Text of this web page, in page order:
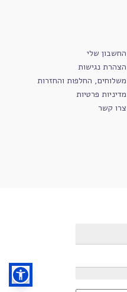
החשבון שלי
הצהרת נגישות
משלוחים, החלפות והחזרות
מדיניות פרטיות
צרו קשר